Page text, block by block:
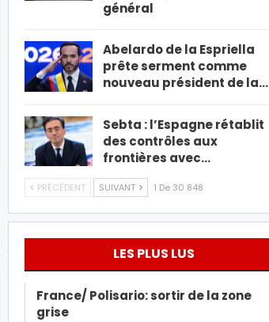
général
Abelardo de la Espriella
prête serment comme
nouveau président de la…
Sebta : l’Espagne rétablit
des contrôles aux
frontières avec…
PRÉCÉDENT SUIVANT 1 De 30 848
LES PLUS LUS
France/ Polisario: sortir de la zone
grise